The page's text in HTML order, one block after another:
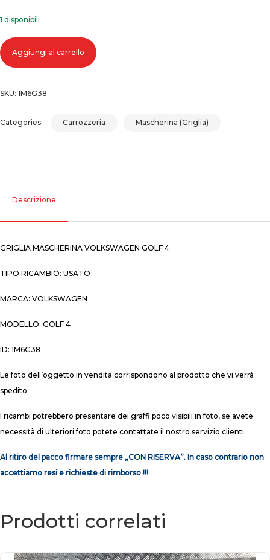
1 disponibili
Griglia mascherina volkswagen golf 4 quantità
Aggiungi al carrello
SKU: 1M6G38
Categories: Carrozzeria Mascherina (Griglia)
Descrizione
GRIGLIA MASCHERINA VOLKSWAGEN GOLF 4
TIPO RICAMBIO: USATO
MARCA: VOLKSWAGEN
MODELLO: GOLF 4
ID: 1M6G38
Le foto dell’oggetto in vendita corrispondono al prodotto che vi verrà
spedito.
I ricambi potrebbero presentare dei graffi poco visibili in foto, se avete
necessità di ulteriori foto potete contattate il nostro servizio clienti.
Al ritiro del pacco firmare sempre ,,CON RISERVA”. In caso contrario non
accettiamo resi e richieste di rimborso !!!
Prodotti correlati